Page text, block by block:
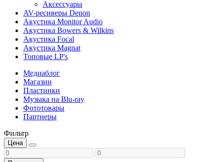
Аксессуары
AV-ресиверы Denon
Акустика Monitor Audio
Акустика Bowers & Wilkins
Акустика Focal
Акустика Magnat
Топовые LP's
Медиаблог
Магазин
Пластинки
Музыка на Blu-ray
Фототовары
Партнеры
Фильтр
Цена